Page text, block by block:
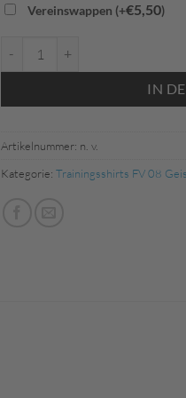
Vereinswappen (+€5,50)
IN
Artikelnummer: n. v.
Kategorie: Trainingsshirts FV 08